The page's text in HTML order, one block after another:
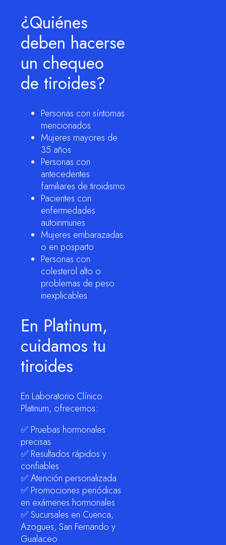
¿Quiénes
deben hacerse
un chequeo
de tiroides?
Personas con síntomas
mencionados
Mujeres mayores de
35 años
Personas con
antecedentes
familiares de tiroidismo
Pacientes con
enfermedades
autoinmunes
Mujeres embarazadas
o en posparto
Personas con
colesterol alto o
problemas de peso
inexplicables
En Platinum,
cuidamos tu
tiroides
En Laboratorio Clínico
Platinum, ofrecemos:
✅ Pruebas hormonales
precisas
✅ Resultados rápidos y
confiables
✅ Atención personalizada
✅ Promociones periódicas
en exámenes hormonales
✅ Sucursales en Cuenca,
Azogues, San Fernando y
Gualaceo